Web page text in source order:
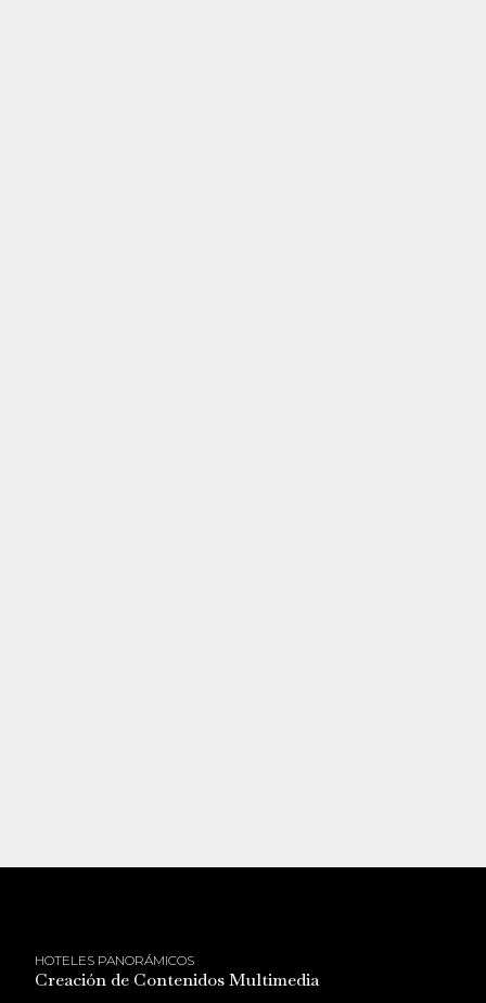
HOTELES PANORÁMICOS
Creación de Contenidos Multimedia